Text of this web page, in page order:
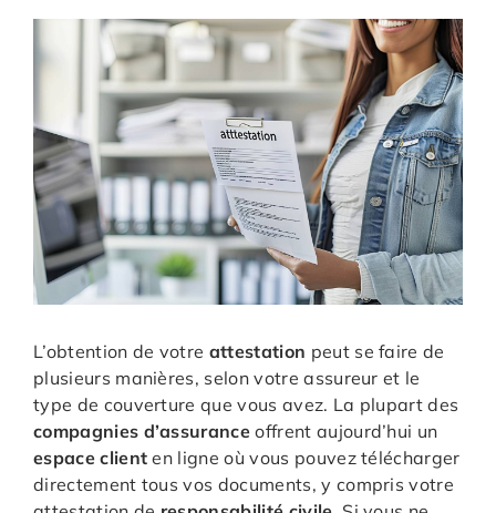
L’obtention de votre attestation peut se faire de
plusieurs manières, selon votre assureur et le
type de couverture que vous avez. La plupart des
compagnies d’assurance offrent aujourd’hui un
espace client en ligne où vous pouvez télécharger
directement tous vos documents, y compris votre